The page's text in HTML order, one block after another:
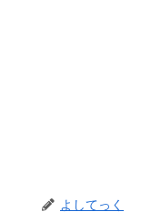
よしてっく